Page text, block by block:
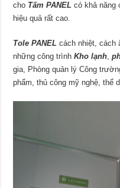
cho Tấm PANEL có khả năng
hiệu quả rất cao.
Tole PANEL cách nhiệt, cách
những công trìnhKho lạnh,
gia, Phòng quản lý Công
phẩm, thủ công mỹ nghệ, thể